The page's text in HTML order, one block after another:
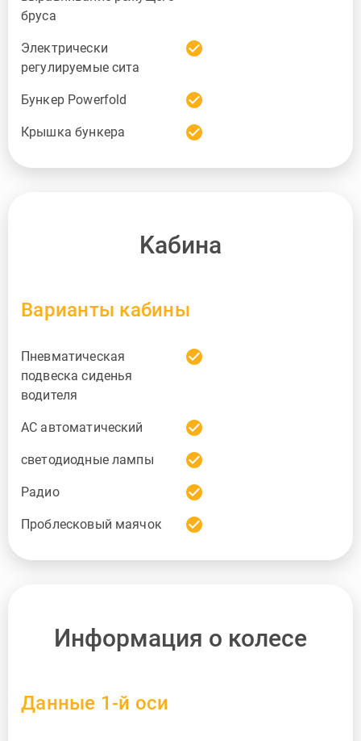
бруса
Электрически
регулируемые сита
check_circle
Бункер Powerfold check_circle
Крышка бункера check_circle
Kабина
Варианты кабины
Пневматическая
подвеска сиденья
водителя
check_circle
AC автоматический check_circle
светодиодные лампы check_circle
Радио check_circle
Проблесковый маячок check_circle
Информация о колесе
Данные 1-й оси